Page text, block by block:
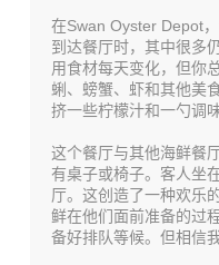
在Swan Oyster Depot
到达餐厅时，其中很多
用食材每天变化，但你
蜊、螃蟹、虾和其他美
挤一些柠檬汁和一勺调
这个餐厅与其他海鲜餐
有桌子或椅子。客人坐
厅。这创造了一种欢乐
鲜在他们面前准备的过
备好排队等候。但相信